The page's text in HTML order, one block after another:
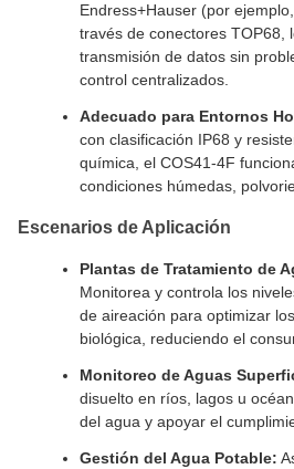
Endress+Hauser (por
través de conectores TOP68,
transmisión de datos sin
control centralizados.
Adecuado para Entornos
con clasificación IP68 y
química, el COS41-4F
condiciones húmedas,
Escenarios de Aplicación
Plantas de Tratamiento de
Monitorea y controla los
de aireación para optimizar
biológica, reduciendo el
Monitoreo de Aguas
disuelto en ríos, lagos u
del agua y apoyar el
Gestión del Agua Potable: